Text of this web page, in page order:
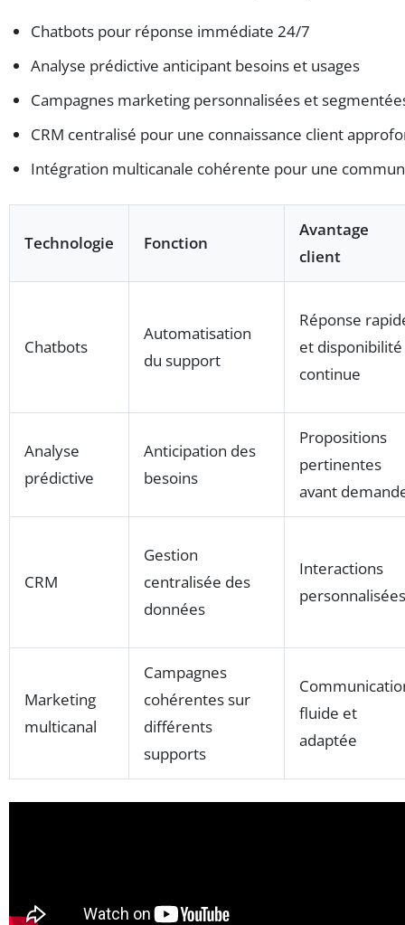
Chatbots pour réponse immédiate 24/7
Analyse prédictive anticipant besoins et usages
Campagnes marketing personnalisées et
CRM centralisé pour une connaissance client
Intégration multicanale cohérente pour une
Technologie Fonction
Avantage
client
Chatbots
Automatisation
du support
Réponse
et disponibilité
continue
Analyse
prédictive
Anticipation des
besoins
Propositions
pertinentes
avant
CRM
Gestion
centralisée des
données
Interactions
personnalisées
Marketing
multicanal
Campagnes
cohérentes sur
différents
supports
fluide et
adaptée